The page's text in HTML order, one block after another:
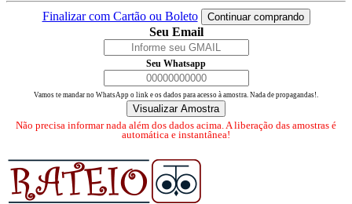
Finalizar com Cartão ou Boleto Continuar comprando
Seu Email
Seu Whatsapp
Vamos te mandar no WhatsApp o link e os dados para acesso à amostra. Nada de propagandas!.
Visualizar Amostra
Não precisa informar nada além dos dados acima. A liberação das amostras é
automática e instantânea!